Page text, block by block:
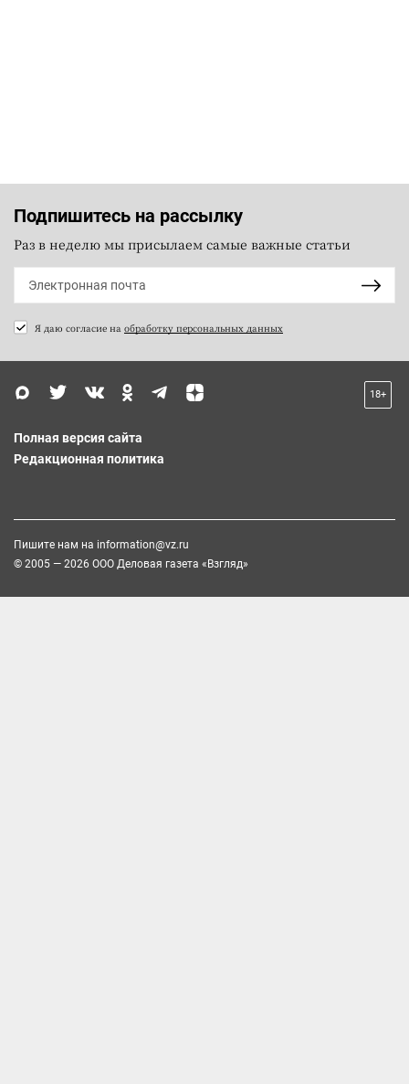
Подпишитесь на рассылку
Раз в неделю мы присылаем самые важные статьи
Я даю согласие на обработку персональных данных
18+
Полная версия сайта
Редакционная политика
Пишите нам на information@vz.ru
© 2005 — 2026 ООО Деловая газета «Взгляд»